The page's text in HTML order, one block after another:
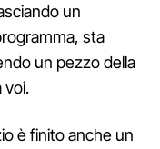
un
sta
un pezzo della
voi.
è finito anche un